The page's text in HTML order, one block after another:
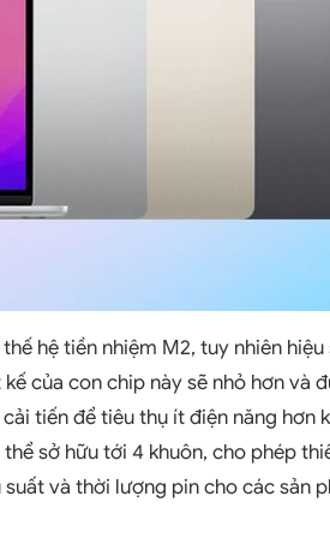
hệ tiền nhiệm M2, tuy nhiên
của con chip này sẽ nhỏ hơn và
tiến để tiêu thụ ít điện năng hơn
sở hữu tới 4 khuôn, cho phép
và thời lượng pin cho các sản